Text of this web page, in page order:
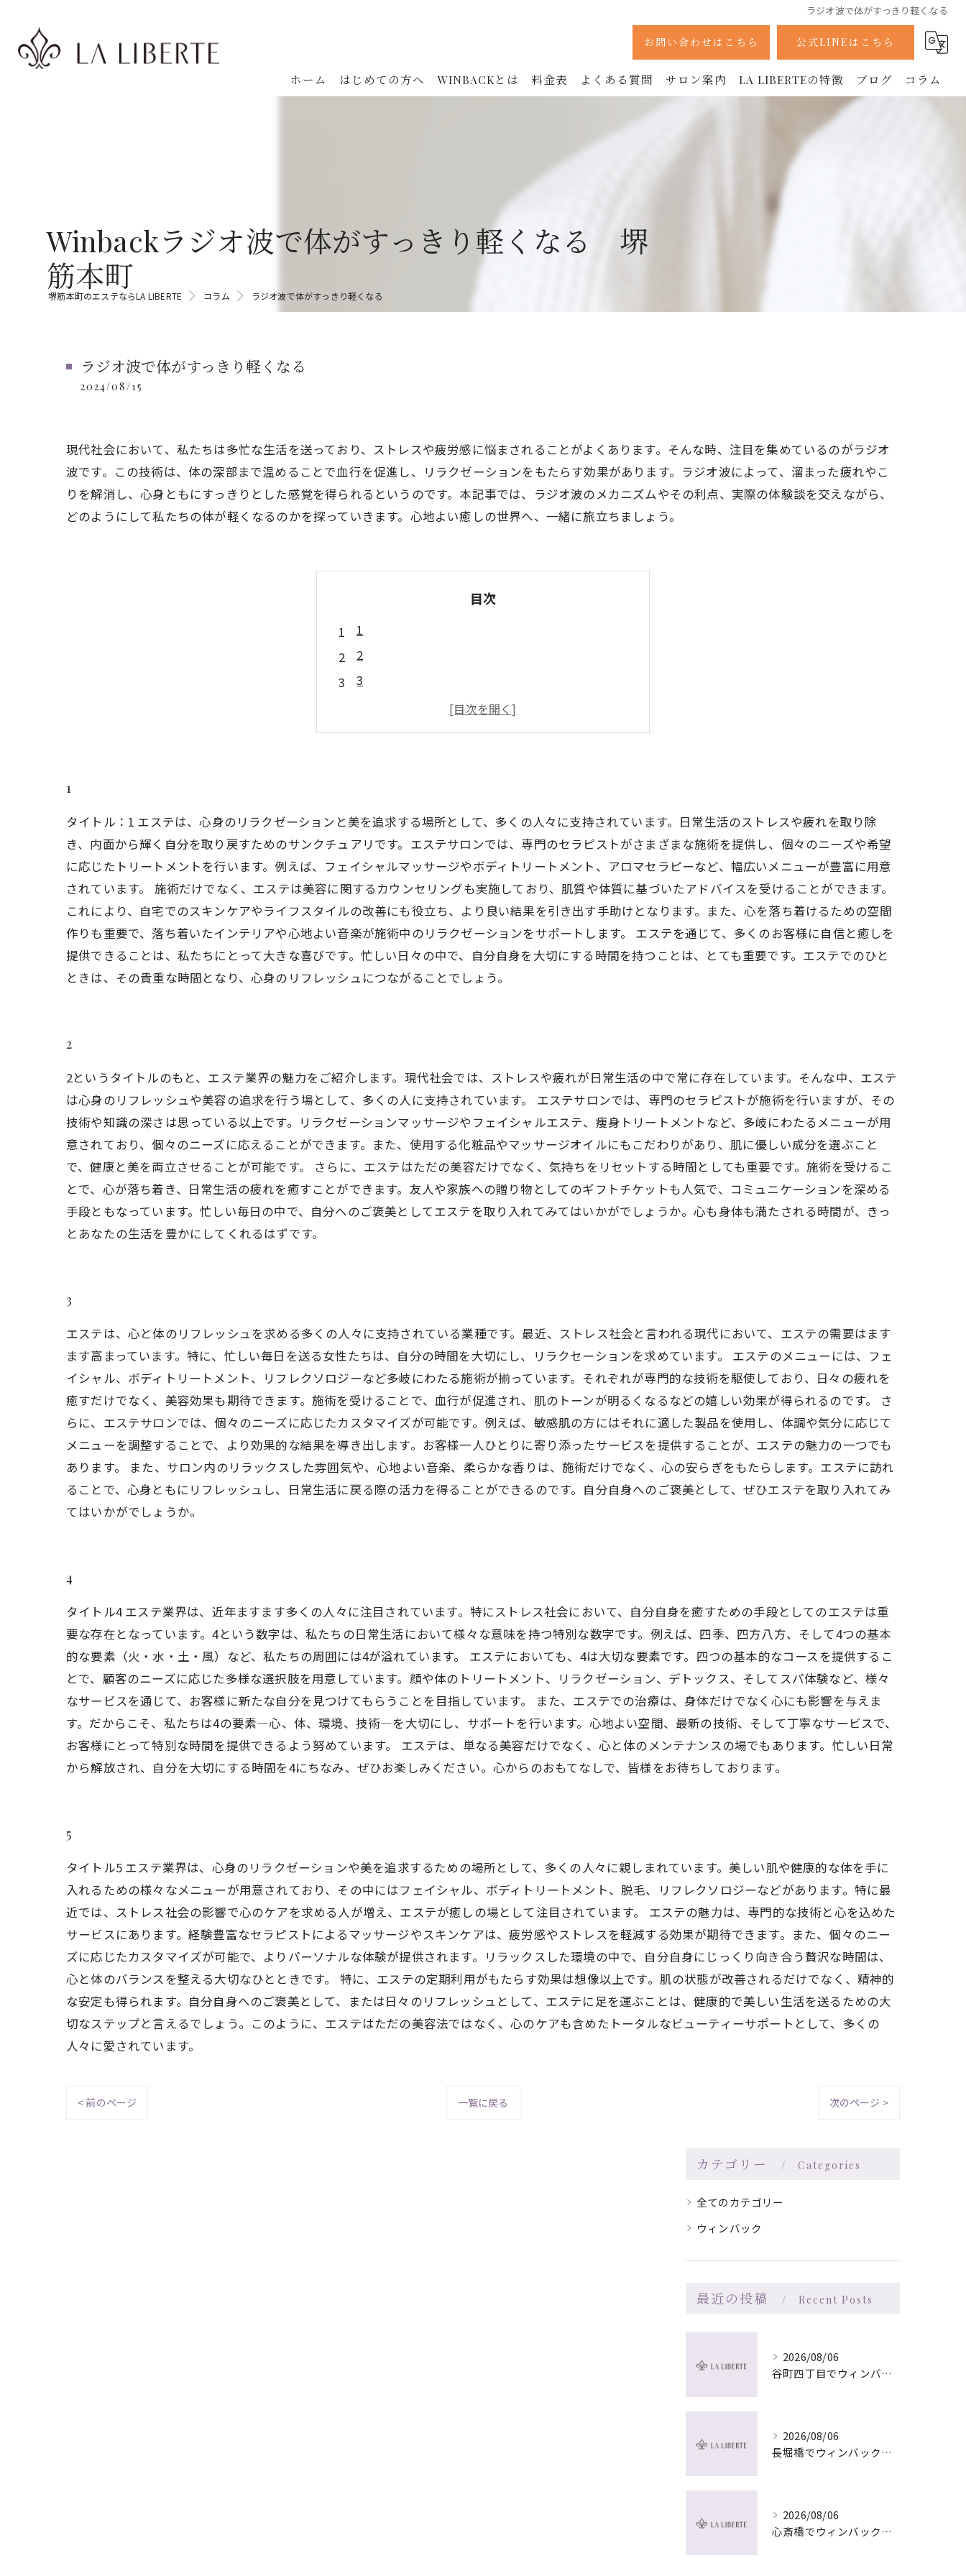
ラジオ波で体がすっきり軽くなる
お問い合わせはこちら 公式LINEはこちら
ホーム はじめての方へ WINBACKとは 料金表
ボディ
鍼治療 (90分)
よくある質問 サロン案内 LA LIBERTEの特徴
フェイシャル
ブログ コラム
Winbackラジオ波で体がすっきり軽くなる 堺
筋本町
堺筋本町のエステならLA LIBERTE コラム ラジオ波で体がすっきり軽くなる
ラジオ波で体がすっきり軽くなる
2024/08/15
現代社会において、私たちは多忙な生活を送っており、ストレスや疲労感に悩まされることがよくあります。そんな時、注目を集めているのがラジオ
波です。この技術は、体の深部まで温めることで血行を促進し、リラクゼーションをもたらす効果があります。ラジオ波によって、溜まった疲れやこ
りを解消し、心身ともにすっきりとした感覚を得られるというのです。本記事では、ラジオ波のメカニズムやその利点、実際の体験談を交えながら、
どのようにして私たちの体が軽くなるのかを探っていきます。心地よい癒しの世界へ、一緒に旅立ちましょう。
目次
1
2
3
5
1
タイトル：1 エステは、心身のリラクゼーションと美を追求する場所として、多くの人々に支持されています。日常生活のストレスや疲れを取り除
き、内面から輝く自分を取り戻すためのサンクチュアリです。エステサロンでは、専門のセラピストがさまざまな施術を提供し、個々のニーズや希望
に応じたトリートメントを行います。例えば、フェイシャルマッサージやボディトリートメント、アロマセラピーなど、幅広いメニューが豊富に用意
されています。 施術だけでなく、エステは美容に関するカウンセリングも実施しており、肌質や体質に基づいたアドバイスを受けることができます。
これにより、自宅でのスキンケアやライフスタイルの改善にも役立ち、より良い結果を引き出す手助けとなります。また、心を落ち着けるための空間
作りも重要で、落ち着いたインテリアや心地よい音楽が施術中のリラクゼーションをサポートします。 エステを通じて、多くのお客様に自信と癒しを
提供できることは、私たちにとって大きな喜びです。忙しい日々の中で、自分自身を大切にする時間を持つことは、とても重要です。エステでのひと
ときは、その貴重な時間となり、心身のリフレッシュにつながることでしょう。
2
2というタイトルのもと、エステ業界の魅力をご紹介します。現代社会では、ストレスや疲れが日常生活の中で常に存在しています。そんな中、エステ
は心身のリフレッシュや美容の追求を行う場として、多くの人に支持されています。 エステサロンでは、専門のセラピストが施術を行いますが、その
技術や知識の深さは思っている以上です。リラクゼーションマッサージやフェイシャルエステ、痩身トリートメントなど、多岐にわたるメニューが用
意されており、個々のニーズに応えることができます。また、使用する化粧品やマッサージオイルにもこだわりがあり、肌に優しい成分を選ぶこと
で、健康と美を両立させることが可能です。 さらに、エステはただの美容だけでなく、気持ちをリセットする時間としても重要です。施術を受けるこ
とで、心が落ち着き、日常生活の疲れを癒すことができます。友人や家族への贈り物としてのギフトチケットも人気で、コミュニケーションを深める
手段ともなっています。忙しい毎日の中で、自分へのご褒美としてエステを取り入れてみてはいかがでしょうか。心も身体も満たされる時間が、きっ
とあなたの生活を豊かにしてくれるはずです。
3
エステは、心と体のリフレッシュを求める多くの人々に支持されている業種です。最近、ストレス社会と言われる現代において、エステの需要はます
ます高まっています。特に、忙しい毎日を送る女性たちは、自分の時間を大切にし、リラクセーションを求めています。 エステのメニューには、フェ
イシャル、ボディトリートメント、リフレクソロジーなど多岐にわたる施術が揃っています。それぞれが専門的な技術を駆使しており、日々の疲れを
癒すだけでなく、美容効果も期待できます。施術を受けることで、血行が促進され、肌のトーンが明るくなるなどの嬉しい効果が得られるのです。 さ
らに、エステサロンでは、個々のニーズに応じたカスタマイズが可能です。例えば、敏感肌の方にはそれに適した製品を使用し、体調や気分に応じて
メニューを調整することで、より効果的な結果を導き出します。お客様一人ひとりに寄り添ったサービスを提供することが、エステの魅力の一つでも
あります。 また、サロン内のリラックスした雰囲気や、心地よい音楽、柔らかな香りは、施術だけでなく、心の安らぎをもたらします。エステに訪れ
ることで、心身ともにリフレッシュし、日常生活に戻る際の活力を得ることができるのです。自分自身へのご褒美として、ぜひエステを取り入れてみ
てはいかがでしょうか。
4
タイトル4 エステ業界は、近年ますます多くの人々に注目されています。特にストレス社会において、自分自身を癒すための手段としてのエステは重
要な存在となっています。4という数字は、私たちの日常生活において様々な意味を持つ特別な数字です。例えば、四季、四方八方、そして4つの基本
的な要素（火・水・土・風）など、私たちの周囲には4が溢れています。 エステにおいても、4は大切な要素です。四つの基本的なコースを提供するこ
とで、顧客のニーズに応じた多様な選択肢を用意しています。顔や体のトリートメント、リラクゼーション、デトックス、そしてスパ体験など、様々
なサービスを通じて、お客様に新たな自分を見つけてもらうことを目指しています。 また、エステでの治療は、身体だけでなく心にも影響を与えま
す。だからこそ、私たちは4の要素—心、体、環境、技術—を大切にし、サポートを行います。心地よい空間、最新の技術、そして丁寧なサービスで、
お客様にとって特別な時間を提供できるよう努めています。 エステは、単なる美容だけでなく、心と体のメンテナンスの場でもあります。忙しい日常
から解放され、自分を大切にする時間を4にちなみ、ぜひお楽しみください。心からのおもてなしで、皆様をお待ちしております。
5
タイトル5 エステ業界は、心身のリラクゼーションや美を追求するための場所として、多くの人々に親しまれています。美しい肌や健康的な体を手に
入れるための様々なメニューが用意されており、その中にはフェイシャル、ボディトリートメント、脱毛、リフレクソロジーなどがあります。特に最
近では、ストレス社会の影響で心のケアを求める人が増え、エステが癒しの場として注目されています。 エステの魅力は、専門的な技術と心を込めた
サービスにあります。経験豊富なセラピストによるマッサージやスキンケアは、疲労感やストレスを軽減する効果が期待できます。また、個々のニー
ズに応じたカスタマイズが可能で、よりパーソナルな体験が提供されます。リラックスした環境の中で、自分自身にじっくり向き合う贅沢な時間は、
心と体のバランスを整える大切なひとときです。 特に、エステの定期利用がもたらす効果は想像以上です。肌の状態が改善されるだけでなく、精神的
な安定も得られます。自分自身へのご褒美として、または日々のリフレッシュとして、エステに足を運ぶことは、健康的で美しい生活を送るための大
切なステップと言えるでしょう。このように、エステはただの美容法ではなく、心のケアも含めたトータルなビューティーサポートとして、多くの
人々に愛されています。
< 前のページ 一覧に戻る 次のページ >
カテゴリー Categories
全てのカテゴリー
ウィンバック
最近の投稿 Recent Posts
2026/08/06
谷町四丁目でウィンバック×マッサージ｜LA LIBERTE
2026/08/06
長堀橋でウィンバック×マッサージ｜LA LIBERTE
2026/08/06
心斎橋でウィンバック×マッサージ｜LA LIBERTE